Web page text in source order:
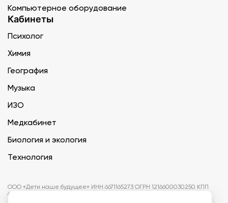
Компьютерное оборудование
Кабинеты
Психолог
Химия
География
Музыка
ИЗО
Медкабинет
Биология и экология
Технология
ООО «Дети наше будущее» ИНН 6671165273 ОГРН 1216600030250 КПП
667101001 БИК 046577674